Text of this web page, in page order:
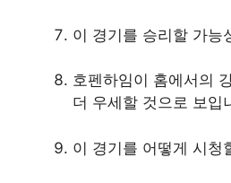
이 경기를 승리할 가능
호펜하임이 홈에서의
더 우세할 것으로 보입
이 경기를 어떻게 시청